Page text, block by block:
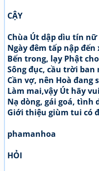
CẬY
Chùa Út dập dìu tín nữ
Ngày đêm tấp nập đến
Bến trong, lạy Phật
Sông đục, cầu trời ban
Cần vợ, nên Hoà đang
Làm mai,vậy Út hãy
Nạ dòng, gái goá, tình
Giới thiệu giùm tui có
phamanhoa
HỎI